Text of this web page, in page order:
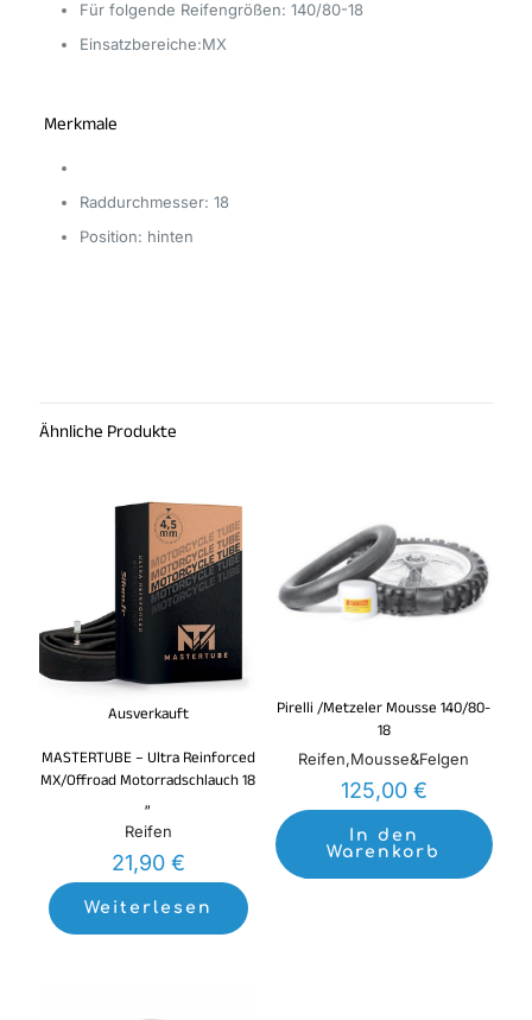
Für folgende Reifengrößen: 140/80-18
Einsatzbereiche:MX
Merkmale
Raddurchmesser: 18
Position: hinten
„MEFO Mousse/Schaumstoff MOM
18-1 (120/90-18 120/100-18 und
III & VI/Mefo Sport)“
angemeldetsein, um eine Rezension
veröffentlichen zu können.
Ähnliche Produkte
Ausverkauft
MASTERTUBE – Ultra Reinforced
MX/Offroad Motorradschlauch 18
„
Reifen
21,90 €
Weiterlesen
Pirelli /Metzeler Mousse 140/80-
18
Reifen,Mousse&Felgen
125,00 €
In den
Warenkorb